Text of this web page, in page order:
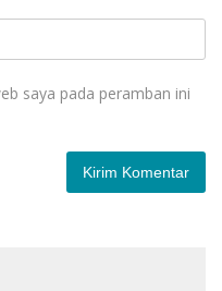
saya pada peramban ini